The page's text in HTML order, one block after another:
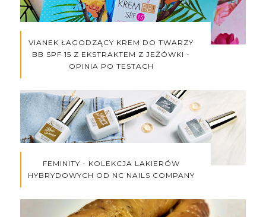
VIANEK ŁAGODZĄCY KREM DO TWARZY
BB SPF 15 Z EKSTRAKTEM Z JEŻÓWKI -
OPINIA PO TESTACH
FEMINITY - KOLEKCJA LAKIERÓW
HYBRYDOWYCH OD NC NAILS COMPANY